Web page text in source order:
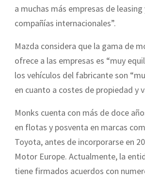
a muchas más empresas de
compañías internacionales”.
Mazda considera que la gama de
ofrece a las empresas es “muy
los vehículos del fabricante son
en cuanto a costes de propiedad y
Monks cuenta con más de doce
en flotas y posventa en marcas
Toyota, antes de incorporarse en
Motor Europe. Actualmente, la
tiene firmados acuerdos con